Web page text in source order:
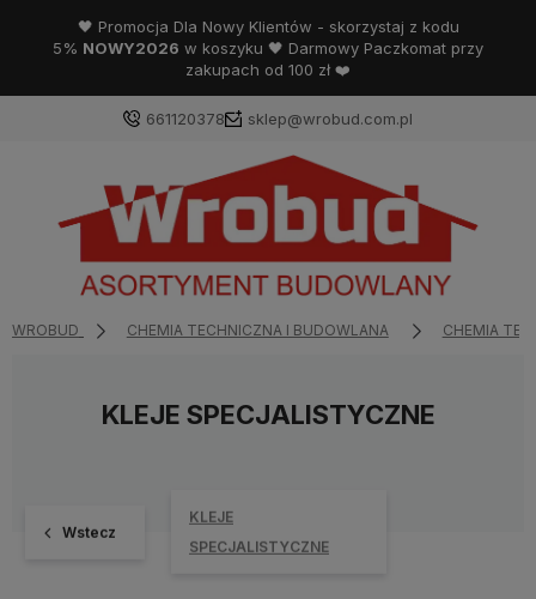
🖤 Promocja Dla Nowy Klientów - skorzystaj z kodu
5% NOWY2026 w koszyku 🖤 Darmowy Paczkomat przy
zakupach od 100 zł ❤️
661120378 sklep@wrobud.com.pl
WROBUD CHEMIA TECHNICZNA I BUDOWLANA CHEMIA
KLEJE SPECJALISTYCZNE
Wstecz
KLEJE
SPECJALISTYCZNE